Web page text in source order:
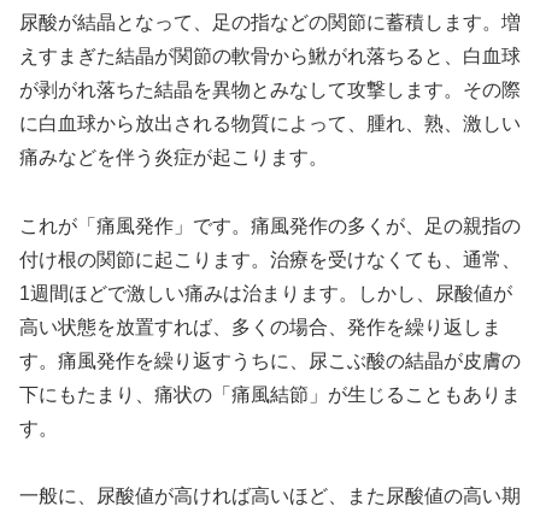
尿酸が結晶となって、足の指などの関節に蓄積します。増
えすまぎた結晶が関節の軟骨から鰍がれ落ちると、白血球
が剥がれ落ちた結晶を異物とみなして攻撃します。その際
に白血球から放出される物質によって、腫れ、熟、激しい
痛みなどを伴う炎症が起こります。
これが「痛風発作」です。痛風発作の多くが、足の親指の
付け根の関節に起こります。治療を受けなくても、通常、
1週間ほどで激しい痛みは治まります。しかし、尿酸値が
高い状態を放置すれば、多くの場合、発作を繰り返しま
す。痛風発作を繰り返すうちに、尿こぶ酸の結晶が皮膚の
下にもたまり、痛状の「痛風結節」が生じることもありま
す。
一般に、尿酸値が高ければ高いほど、また尿酸値の高い期